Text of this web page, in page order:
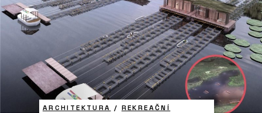
ARCHITEKTURA / REKREAČNÍ